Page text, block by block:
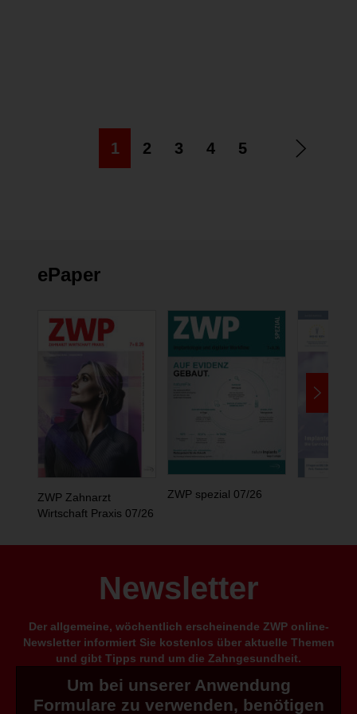
1 2 3 4 5
ePaper
ZWP Zahnarzt
Wirtschaft Praxis 07/26
ZWP spezial 07/26
Newsletter
Der allgemeine, wöchentlich erscheinende ZWP online-
Newsletter informiert Sie kostenlos über aktuelle Themen
und gibt Tipps rund um die Zahngesundheit.
Um bei unserer Anwendung
Formulare zu verwenden, benötigen